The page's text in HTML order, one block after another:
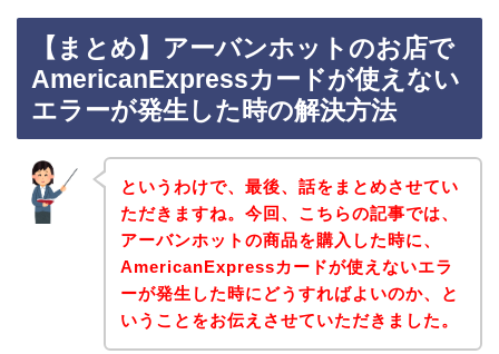
【まとめ】アーバンホットのお店で
AmericanExpressカードが使えない
エラーが発生した時の解決方法
というわけで、最後、話をまとめさせてい
ただきますね。今回、こちらの記事では、
アーバンホットの商品を購入した時に、
AmericanExpressカードが使えないエラ
ーが発生した時にどうすればよいのか、と
いうことをお伝えさせていただきました。